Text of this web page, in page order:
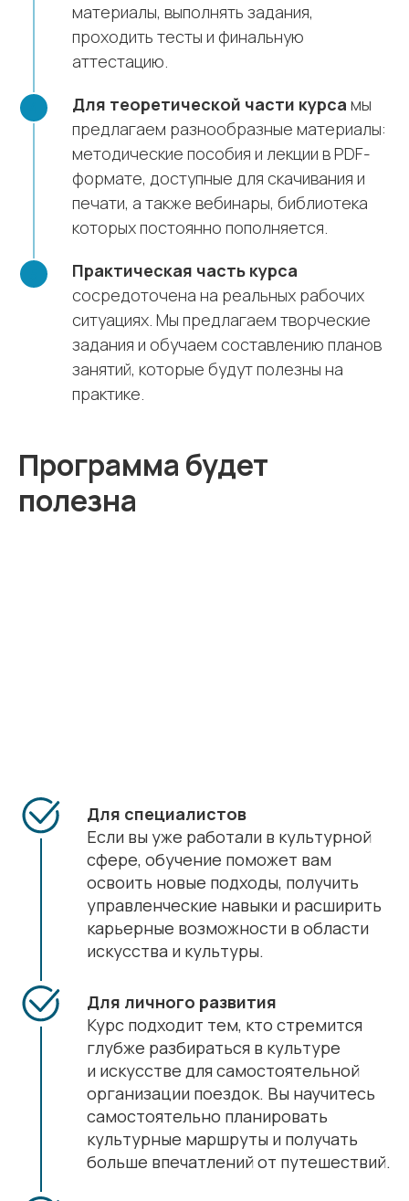
материалы, выполнять задания,
проходить тесты и финальную
аттестацию.
Для теоретической части курса мы
предлагаем разнообразные материалы:
методические пособия и лекции в PDF-
формате, доступные для скачивания и
печати, а также вебинары, библиотека
которых постоянно пополняется.
Практическая часть курса
сосредоточена на реальных рабочих
ситуациях. Мы предлагаем творческие
задания и обучаем составлению планов
занятий, которые будут полезны на
практике.
Программа будет
полезна
Для специалистов
Если вы уже работали в культурной
сфере, обучение поможет вам
освоить новые подходы, получить
управленческие навыки и расширить
карьерные возможности в области
искусства и культуры.
Для личного развития
Курс подходит тем, кто стремится
глубже разбираться в культуре
и искусстве для самостоятельной
организации поездок. Вы научитесь
самостоятельно планировать
культурные маршруты и получать
больше впечатлений от путешествий.